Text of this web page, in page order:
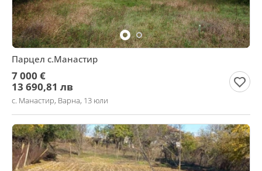
Парцел с.Манастир
7 000 €
13 690,81 лв
с. Манастир, Варна, 13 юли